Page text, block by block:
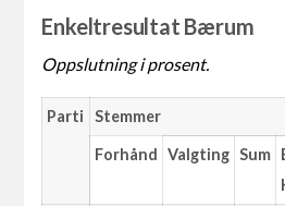
Enkeltresultat Bærum
Oppslutning i prosent.
Parti Stemmer
Forhånd Valgting Sum